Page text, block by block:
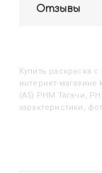
Отзывы
Купить Раскраска
интернет-
(А5) РНМ Тягачи,
характеристики,